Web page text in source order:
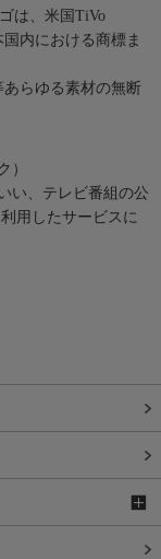
は、米国TiVo
内における商標ま
らゆる素材の無断
）
い、テレビ番組の公
用したサービスに